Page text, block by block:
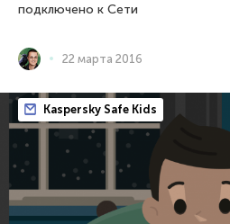
подключено к Сети
22 марта 2016
Kaspersky Safe Kids